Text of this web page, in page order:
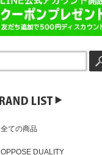
▶️
全ての商品
OPPOSE DUALITY